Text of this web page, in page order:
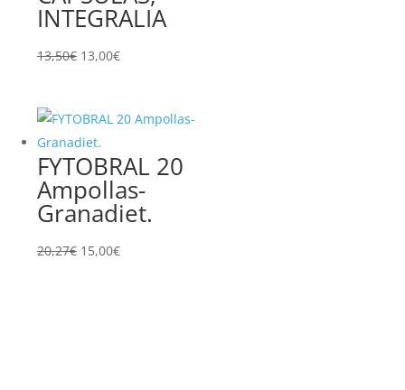
INTEGRALIA
13,50€ El
era:
13,50€.
13,00€El
es:
FYTOBRAL 20
Ampollas-
Granadiet.
20,27€ El
15,00€El